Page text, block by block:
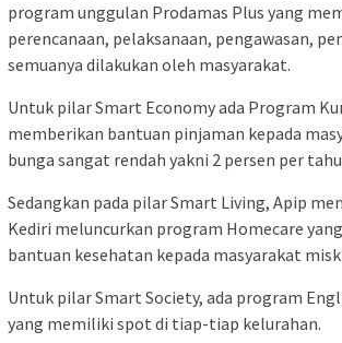
program unggulan Prodamas Plus yang
perencanaan, pelaksanaan, pengawasan,
semuanya dilakukan oleh masyarakat.
Untuk pilar Smart Economy ada Program
memberikan bantuan pinjaman kepada
bunga sangat rendah yakni 2 persen per
Sedangkan pada pilar Smart Living, Apip
Kediri meluncurkan program Homecare
bantuan kesehatan kepada masyarakat
Untuk pilar Smart Society, ada program
yang memiliki spot di tiap-tiap kelurahan.